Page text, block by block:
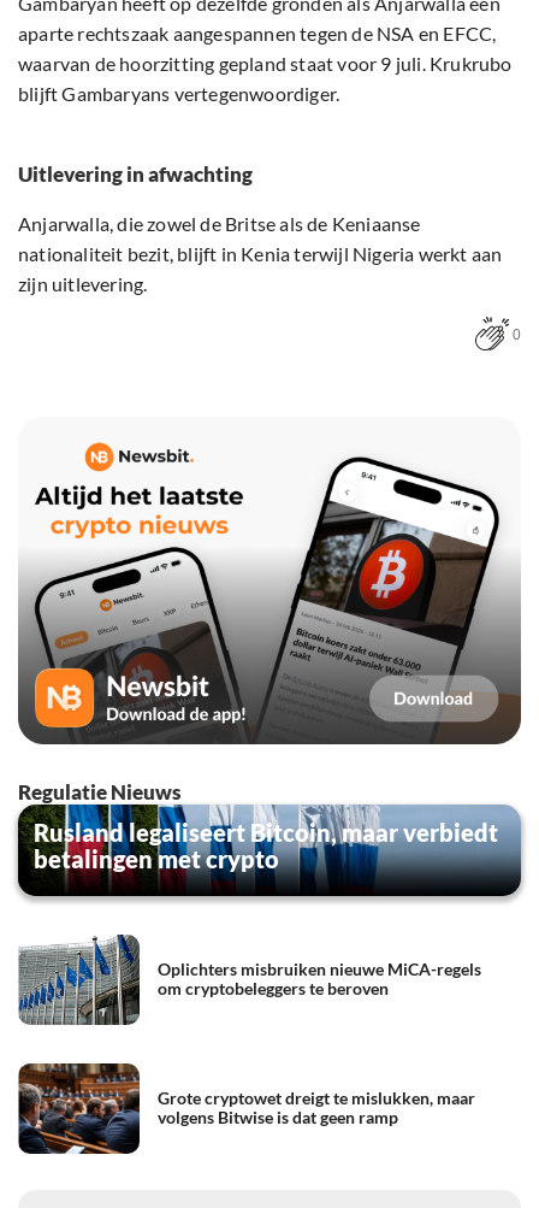
aparte rechtszaak aangespannen tegen de NSA en EFCC,
waarvan de hoorzitting gepland staat voor 9 juli. Krukrubo
blijft Gambaryans vertegenwoordiger.
Uitlevering in afwachting
Anjarwalla, die zowel de Britse als de Keniaanse
nationaliteit bezit, blijft in Kenia terwijl Nigeria werkt aan
zijn uitlevering.
0
Regulatie Nieuws
Rusland legaliseert Bitcoin, maar verbiedt
betalingen met crypto
Oplichters misbruiken nieuwe MiCA-regels
om cryptobeleggers te beroven
Grote cryptowet dreigt te mislukken, maar
volgens Bitwise is dat geen ramp